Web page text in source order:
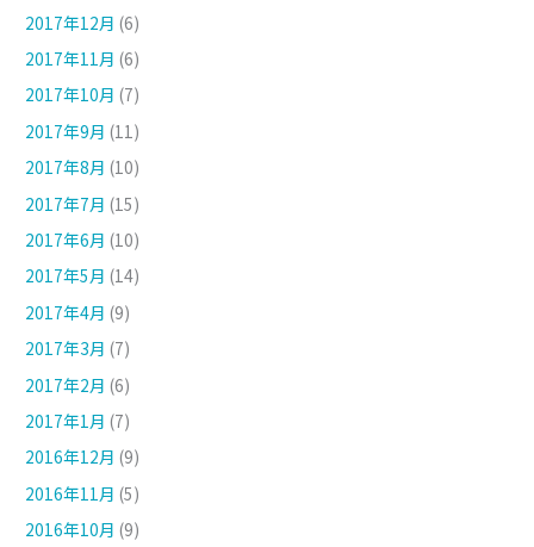
2017年12月 (6)
2017年11月 (6)
2017年10月 (7)
2017年9月 (11)
2017年8月 (10)
2017年7月 (15)
2017年6月 (10)
2017年5月 (14)
2017年4月 (9)
2017年3月 (7)
2017年2月 (6)
2017年1月 (7)
2016年12月 (9)
2016年11月 (5)
2016年10月 (9)